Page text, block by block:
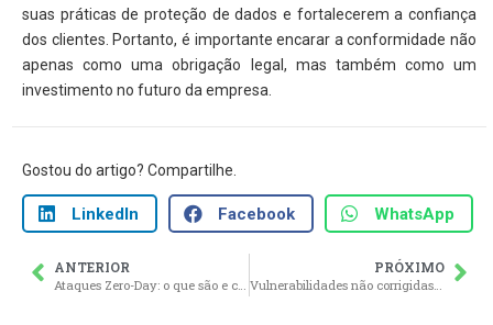
suas práticas de proteção de dados e fortalecerem a confiança
dos clientes. Portanto, é importante encarar a conformidade não
apenas como uma obrigação legal, mas também como um
investimento no futuro da empresa.
Gostou do artigo? Compartilhe.
LinkedIn Facebook WhatsApp
ANTERIOR PRÓXIMO